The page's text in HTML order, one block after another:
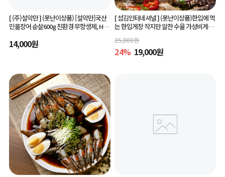
[ (주)설악만 ](못난이상품) [설악만]국산
민물장어 순살600g 친환경 무항생제, HAC
14,000원
[ 섬김인터네셔널 ](못난이상품)한입에 먹
는 한입게장 작지만 알찬 수율 가성비게장
씨한입게장
25,000원
24% 19,000원